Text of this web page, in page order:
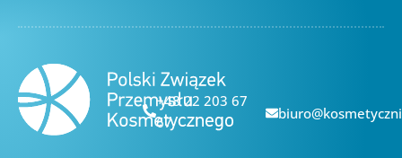
+48 22 203 67
67